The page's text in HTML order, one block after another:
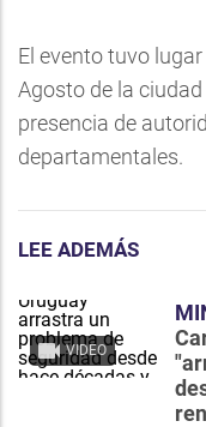
El evento tuvo
Agosto de la
presencia de
departamentales.
LEE ADEMÁS
VIDEO